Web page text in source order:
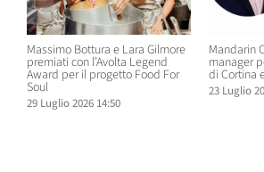
Massimo Bottura e Lara Gilmore
premiati con l’Avolta Legend
Award per il progetto Food For
Soul
29 Luglio 2026 14:50
Mandarin
manager
di Cortina
23 Luglio